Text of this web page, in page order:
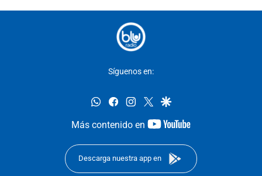
Síguenos en:
whatsappfacebookinstagram
twittergoogle
Más contenido en
youtube-
Descarga nuestra app en